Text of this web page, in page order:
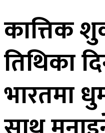
कात्तिक
तिथिका
भारतमा